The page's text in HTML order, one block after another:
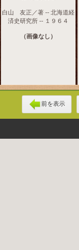
白山 友正／著 -- 北海道経
済史研究所 -- １９６４
（画像なし）
前を表示